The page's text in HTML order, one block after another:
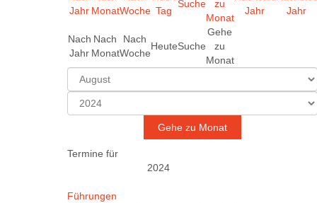
Nach
Jahr
Nach
Monat
Nach
Woche
HeuteSuche
Gehe
zu
Monat
Gehe zu Monat
Termine für
2024
Limite
Führungen